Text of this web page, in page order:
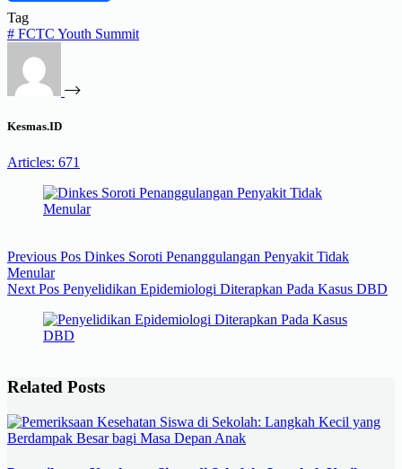
Tag
# FCTC Youth Summit
Kesmas.ID
Articles: 671
Previous Pos Dinkes Soroti Penanggulangan Penyakit Tidak
Menular
Next Pos Penyelidikan Epidemiologi Diterapkan Pada Kasus DBD
Related Posts